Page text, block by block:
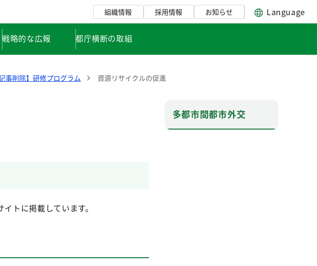
組織情報 採用情報 お知らせ Language
戦略的な広報 都庁横断の取組
記事削除】研修プログラム 資源リサイクルの促進
トに掲載しています。
多都市間都市外交